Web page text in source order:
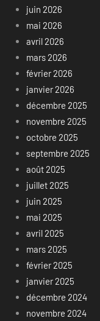
juin 2026
mai 2026
avril 2026
mars 2026
février 2026
janvier 2026
décembre 2025
novembre 2025
octobre 2025
septembre 2025
août 2025
juillet 2025
juin 2025
mai 2025
avril 2025
mars 2025
février 2025
janvier 2025
décembre 2024
novembre 2024